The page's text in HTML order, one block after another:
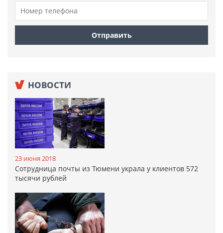
НОВОСТИ
23 июня 2018
Сотрудница почты из Тюмени украла у клиентов 572
тысячи рублей